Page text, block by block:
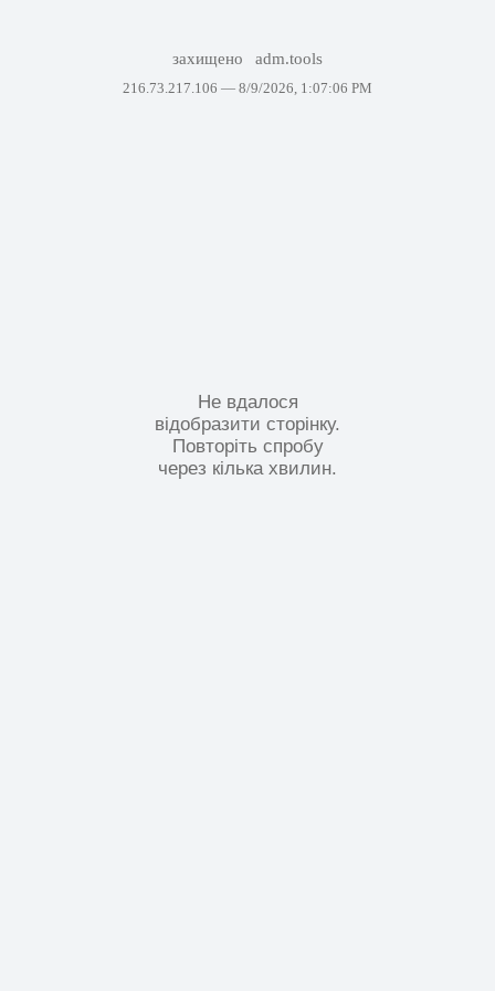
захищено adm.tools
216.73.217.106 — 8/9/2026, 1:07:06 PM
Не вдалося
відобразити сторінку.
Повторіть спробу
через кілька хвилин.